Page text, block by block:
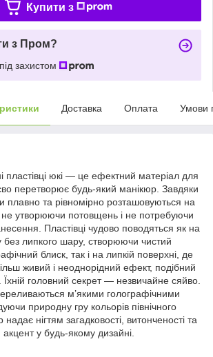
Купити з
з Пром?
захистом
Доставка Оплата Умови
пластівці юкі — це ефектний матеріал для
перетворює будь-який манікюр. Завдяки
плавно та рівномірно розташовуються на
не утворюючи потовщень і не потребуючи
Пластівці чудово поводяться як на
без липкого шару, створюючи чистий
блиск, так і на липкій поверхні, де
живий і неоднорідний ефект, подібний
головний секрет — незвичайне сяйво.
м’якими голографічними
природну гру кольорів північного
нігтям загадковості, витонченості та
у будь-якому дизайні.